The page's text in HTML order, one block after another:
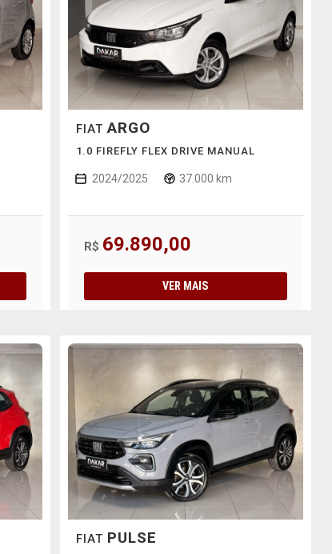
FIATARGO
1.0 FIREFLY FLEX DRIVE MANUAL
2024/2025 37.000 km
R$ 69.890,00
VER MAIS
FIAT PULSE